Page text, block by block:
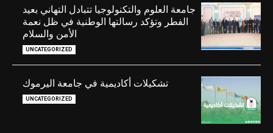
جامعة العلوم والتكنولوجيا تتبادل التهاني بعيد
الفطر وتؤكد رسالتها الوطنية في ظل نعمة
الأمن والسلام
UNCATEGORIZED
تشكيلات أكاديمية في جامعة اليرموك
UNCATEGORIZED